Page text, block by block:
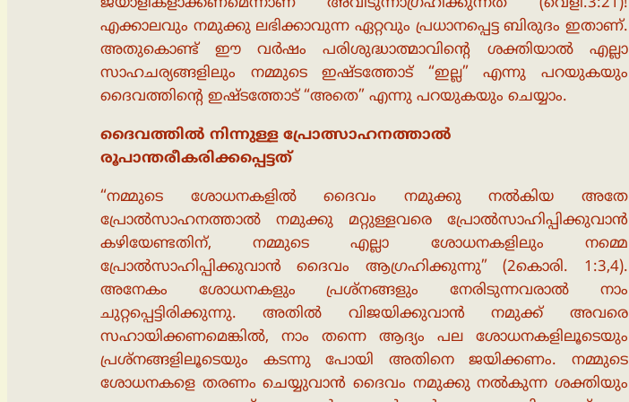
എക്കാലവും നമുക്കു ലഭിക്കാവുന്ന ഏറ്റവും പ്രധാനപ്പെട്ട ബിരുദം ഇതാണ്.
അതുകൊണ്ട് ഈ വർഷം പരിശുദ്ധാത്മാവിൻ്റെ ശക്തിയാൽ എല്ലാ
സാഹചര്യങ്ങളിലും നമ്മുടെ ഇഷ്ടത്തോട് “ഇല്ല” എന്നു പറയുകയും
ദൈവത്തിൻ്റെ ഇഷ്ടത്തോട് “അതെ” എന്നു പറയുകയും ചെയ്യാം.
ദൈവത്തിൽ നിന്നുള്ള പ്രോത്സാഹനത്താൽ
രൂപാന്തരീകരിക്കപ്പെട്ടത്
“നമ്മുടെ ശോധനകളിൽ ദൈവം നമുക്കു നൽകിയ അതേ
പ്രോൽസാഹനത്താൽ നമുക്കു മറ്റുള്ളവരെ പ്രോൽസാഹിപ്പിക്കുവാൻ
കഴിയേണ്ടതിന്, നമ്മുടെ എല്ലാ ശോധനകളിലും നമ്മെ
പ്രോൽസാഹിപ്പിക്കുവാൻ ദൈവം ആഗ്രഹിക്കുന്നു” (2കൊരി. 1:3,4).
അനേകം ശോധനകളും പ്രശ്നങ്ങളും നേരിടുന്നവരാൽ നാം
ചുറ്റപ്പെട്ടിരിക്കുന്നു. അതിൽ വിജയിക്കുവാൻ നമുക്ക് അവരെ
സഹായിക്കണമെങ്കിൽ, നാം തന്നെ ആദ്യം പല ശോധനകളിലൂടെയും
പ്രശ്നങ്ങളിലൂടെയും കടന്നു പോയി അതിനെ ജയിക്കണം. നമ്മുടെ
ശോധനകളെ തരണം ചെയ്യുവാൻ ദൈവം നമുക്കു നൽകുന്ന ശക്തിയും